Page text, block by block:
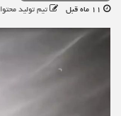
تیم تولید محتوا